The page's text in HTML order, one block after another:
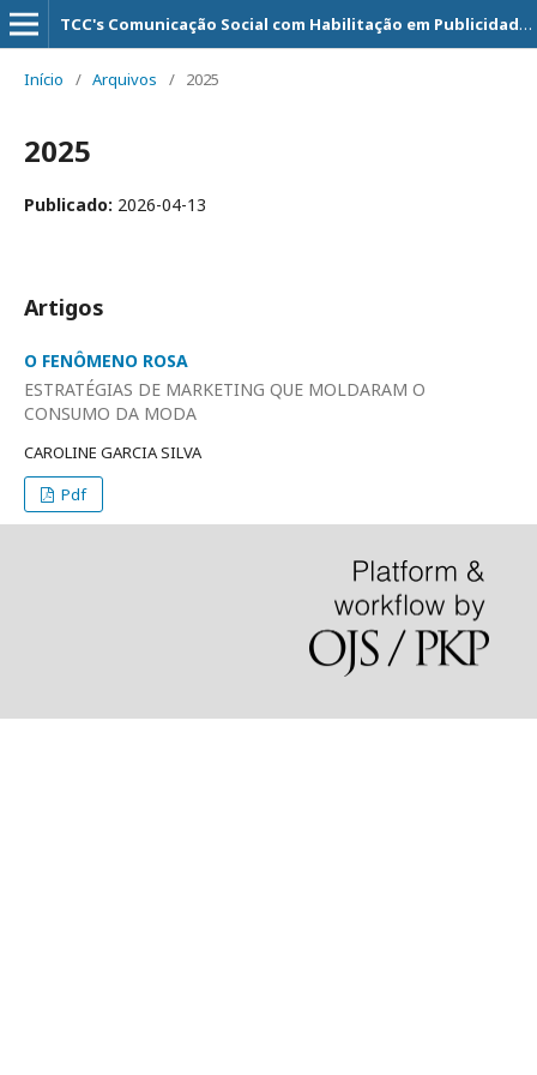
TCC's Comunicação Social com Habilitação em Publicidade e Propaganda
Início / Arquivos / 2025
2025
Publicado: 2026-04-13
Artigos
O FENÔMENO ROSA
ESTRATÉGIAS DE MARKETING QUE MOLDARAM O
CONSUMO DA MODA
CAROLINE GARCIA SILVA
Pdf